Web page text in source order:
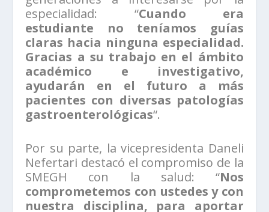
especialidad: “Cuando era
estudiante no teníamos guías
claras hacia ninguna especialidad.
Gracias a su trabajo en el ámbito
académico e investigativo,
ayudarán en el futuro a más
pacientes con diversas patologías
gastroenterológicas“.
Por su parte, la vicepresidenta Daneli
Nefertari destacó el compromiso de la
SMEGH con la salud: “Nos
comprometemos con ustedes y con
nuestra disciplina, para aportar